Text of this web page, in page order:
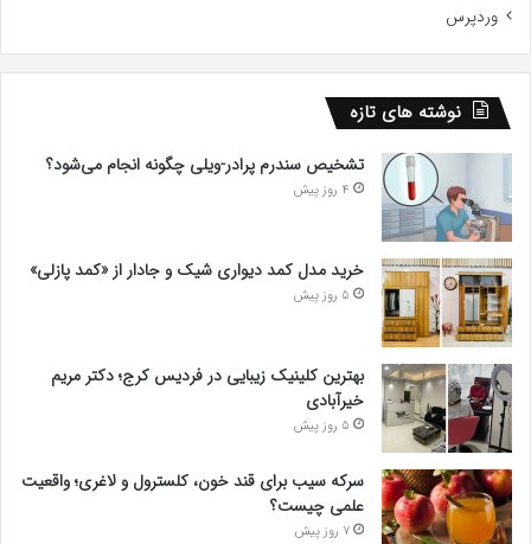
وردپرس
نوشته های تازه
تشخیص سندرم پرادر-ویلی چگونه انجام می‌شود؟
4 روز پیش
خرید مدل کمد دیواری شیک و جادار از «کمد پازلی»
5 روز پیش
بهترین کلینیک زیبایی در فردیس کرج؛ دکتر مریم
خیرآبادی
5 روز پیش
سرکه سیب برای قند خون، کلسترول و لاغری؛ واقعیت
علمی چیست؟
7 روز پیش